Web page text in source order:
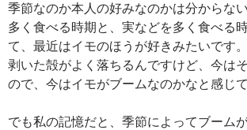
季節なのか本人の好みなのかは分からな
多く食べる時期と、実などを多く食べる
て、最近はイモのほうが好きみたいです
剥いた殻がよく落ちるんですけど、今は
ので、今はイモがブームなのかなと感じて
でも私の記憶だと、季節によってブーム